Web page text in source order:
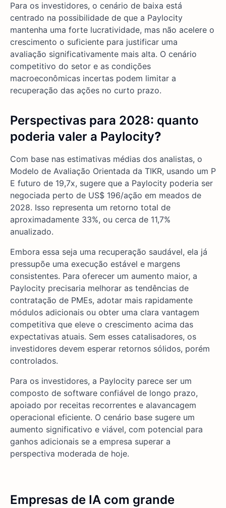
Para os investidores, o cenário de baixa está
centrado na possibilidade de que a Paylocity
mantenha uma forte lucratividade, mas não acelere o
crescimento o suficiente para justificar uma
avaliação significativamente mais alta. O cenário
competitivo do setor e as condições
macroeconômicas incertas podem limitar a
recuperação das ações no curto prazo.
Perspectivas para 2028: quanto
poderia valer a Paylocity?
Com base nas estimativas médias dos analistas, o
Modelo de Avaliação Orientada da TIKR, usando um P
E futuro de 19,7x, sugere que a Paylocity poderia ser
negociada perto de US$ 196/ação em meados de
2028. Isso representa um retorno total de
aproximadamente 33%, ou cerca de 11,7%
anualizado.
Embora essa seja uma recuperação saudável, ela já
pressupõe uma execução estável e margens
consistentes. Para oferecer um aumento maior, a
Paylocity precisaria melhorar as tendências de
contratação de PMEs, adotar mais rapidamente
módulos adicionais ou obter uma clara vantagem
competitiva que eleve o crescimento acima das
expectativas atuais. Sem esses catalisadores, os
investidores devem esperar retornos sólidos, porém
controlados.
Para os investidores, a Paylocity parece ser um
composto de software confiável de longo prazo,
apoiado por receitas recorrentes e alavancagem
operacional eficiente. O cenário base sugere um
aumento significativo e viável, com potencial para
ganhos adicionais se a empresa superar a
perspectiva moderada de hoje.
Empresas de IA com grande